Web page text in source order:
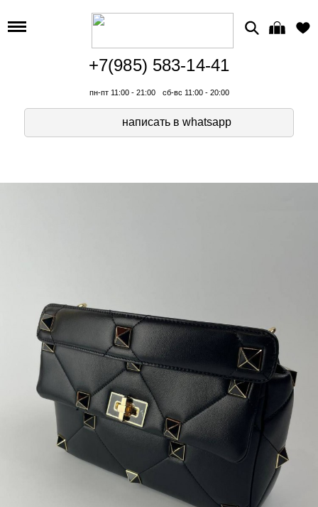
+7(985) 583-14-41
пн-пт 11:00 - 21:00 сб-вс 11:00 - 20:00
написать в whatsapp